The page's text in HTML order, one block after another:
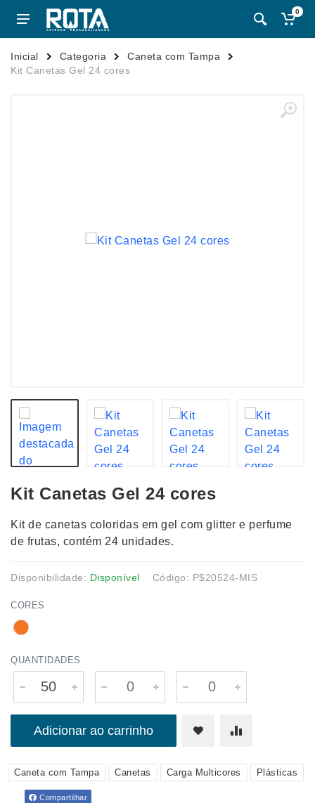
0
Inicial Categoria
Caneta com Tampa
Kit Canetas Gel 24 cores
Kit Canetas Gel 24 cores
Kit de canetas coloridas em gel com glitter e perfume
de frutas, contém 24 unidades.
Disponibilidade: Disponível Código: P$20524-MIS
CORES
QUANTIDADES
Adicionar ao carrinho
Caneta com Tampa Canetas Carga Multicores Plásticas
Compartilhar